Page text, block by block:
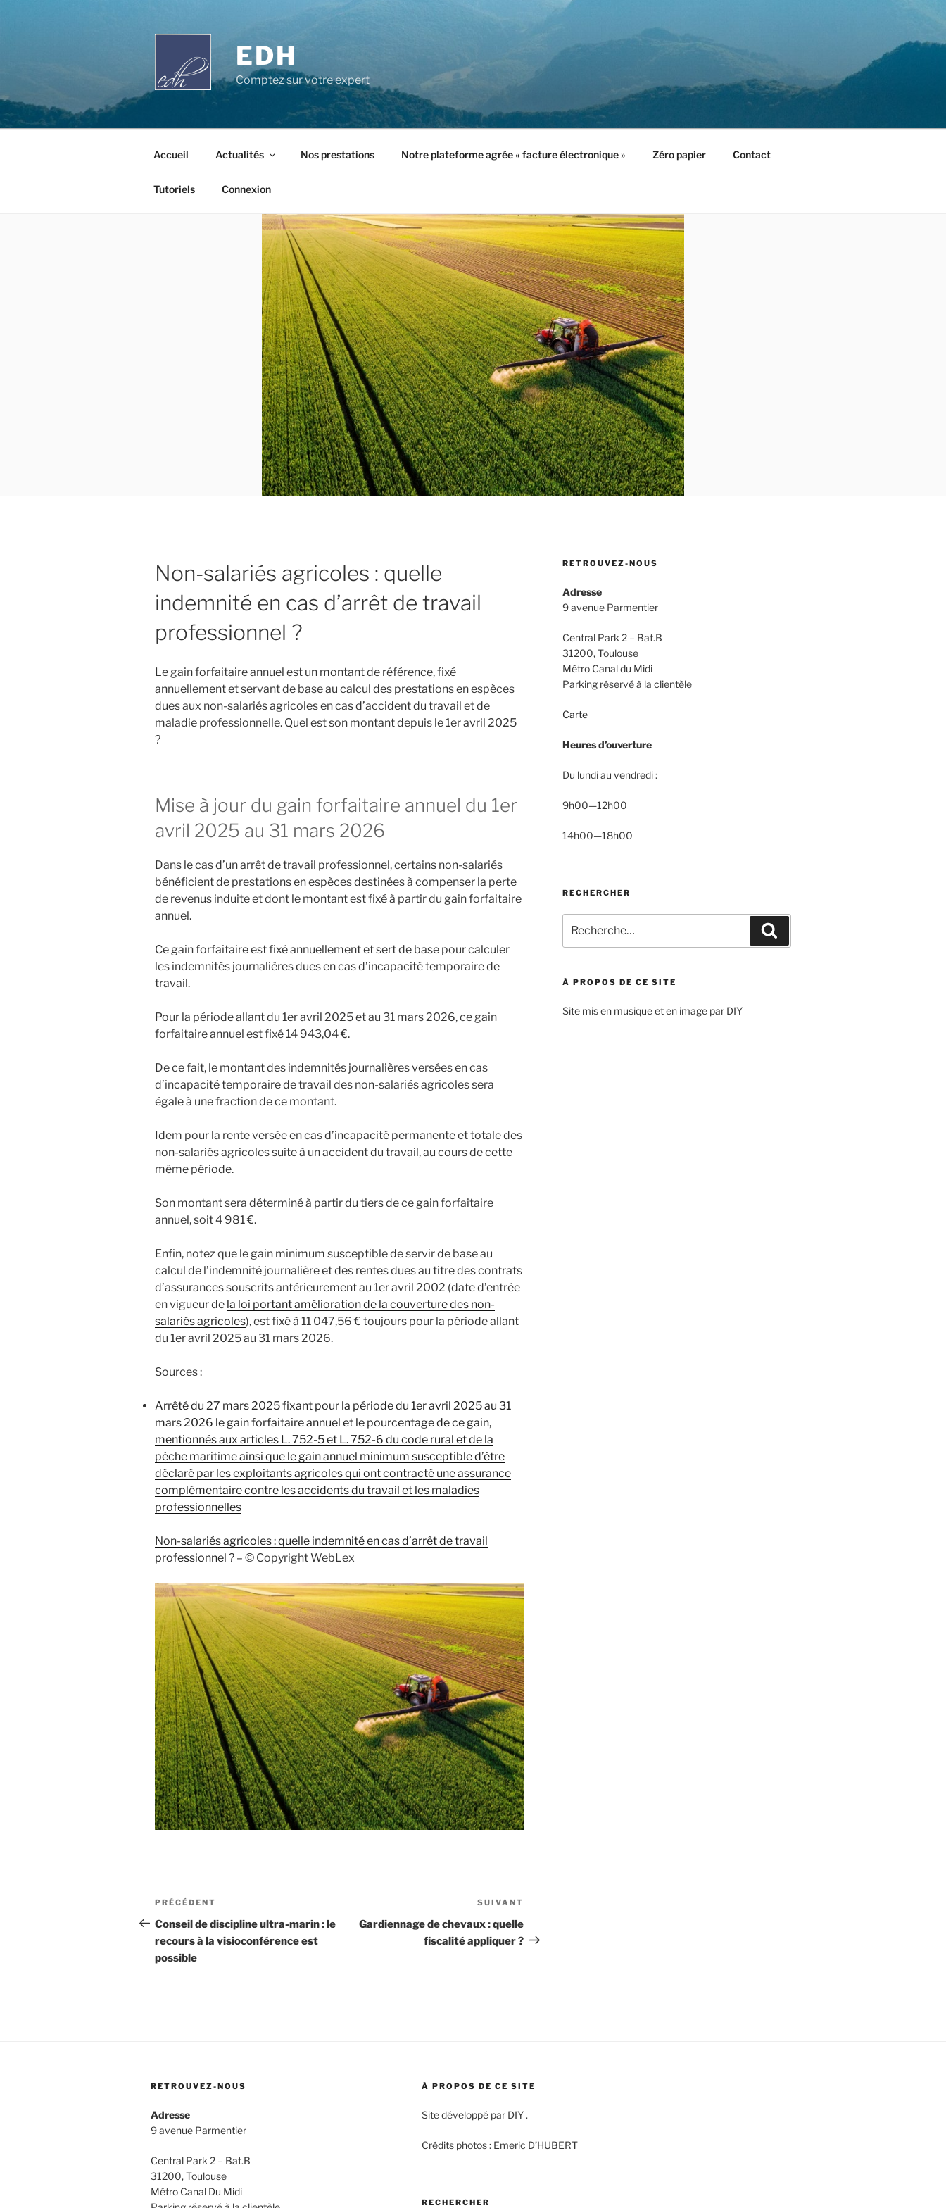
EDH
Comptez sur votre expert
Accueil Actualités Nos prestations Notre plateforme agrée « facture électronique » Zéro papier Contact
Tutoriels Connexion
Non-salariés agricoles : quelle
indemnité en cas d’arrêt de travail
professionnel ?
Le gain forfaitaire annuel est un montant de référence, fixé
annuellement et servant de base au calcul des prestations en espèces
dues aux non-salariés agricoles en cas d’accident du travail et de
maladie professionnelle. Quel est son montant depuis le 1er avril 2025
?
Mise à jour du gain forfaitaire annuel du 1er
avril 2025 au 31 mars 2026
Dans le cas d’un arrêt de travail professionnel, certains non-salariés
bénéficient de prestations en espèces destinées à compenser la perte
de revenus induite et dont le montant est fixé à partir du gain forfaitaire
annuel.
Ce gain forfaitaire est fixé annuellement et sert de base pour calculer
les indemnités journalières dues en cas d’incapacité temporaire de
travail.
Pour la période allant du 1er avril 2025 et au 31 mars 2026, ce gain
forfaitaire annuel est fixé 14 943,04 €.
De ce fait, le montant des indemnités journalières versées en cas
d’incapacité temporaire de travail des non-salariés agricoles sera
égale à une fraction de ce montant.
Idem pour la rente versée en cas d’incapacité permanente et totale des
non-salariés agricoles suite à un accident du travail, au cours de cette
même période.
Son montant sera déterminé à partir du tiers de ce gain forfaitaire
annuel, soit 4 981 €.
Enfin, notez que le gain minimum susceptible de servir de base au
calcul de l’indemnité journalière et des rentes dues au titre des contrats
d’assurances souscrits antérieurement au 1er avril 2002 (date d’entrée
en vigueur de la loi portant amélioration de la couverture des non-
salariés agricoles), est fixé à 11 047,56 € toujours pour la période allant
du 1er avril 2025 au 31 mars 2026.
Sources :
Arrêté du 27 mars 2025 fixant pour la période du 1er avril 2025 au 31
mars 2026 le gain forfaitaire annuel et le pourcentage de ce gain,
mentionnés aux articles L. 752-5 et L. 752-6 du code rural et de la
pêche maritime ainsi que le gain annuel minimum susceptible d’être
déclaré par les exploitants agricoles qui ont contracté une assurance
complémentaire contre les accidents du travail et les maladies
professionnelles
Non-salariés agricoles : quelle indemnité en cas d’arrêt de travail
professionnel ? – © Copyright WebLex
Navigation
de
l’article
Article
précédent
PRÉCÉDENT
Conseil de discipline ultra-marin : le
recours à la visioconférence est
possible
suivant
SUIVANT
Gardiennage de chevaux : quelle
fiscalité appliquer ?
RETROUVEZ-NOUS
Adresse
9 avenue Parmentier
Central Park 2 – Bat.B
31200, Toulouse
Métro Canal du Midi
Parking réservé à la clientèle
Carte
Heures d’ouverture
Du lundi au vendredi :
9h00—12h00
14h00—18h00
RECHERCHER
pour
:
À PROPOS DE CE SITE
Site mis en musique et en image par DIY
RETROUVEZ-NOUS
Adresse
9 avenue Parmentier
Central Park 2 – Bat.B
31200, Toulouse
Métro Canal Du Midi
À PROPOS DE CE SITE
Site développé par DIY .
Crédits photos : Emeric D’HUBERT
RECHERCHER